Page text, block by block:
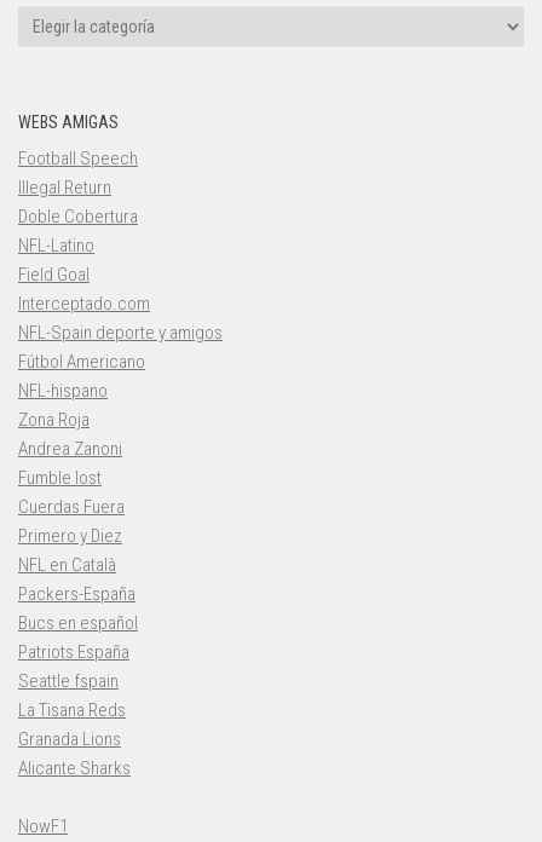
Categorías
WEBS AMIGAS
Football Speech
Illegal Return
Doble Cobertura
NFL-Latino
Field Goal
Interceptado.com
NFL-Spain deporte y amigos
Fútbol Americano
NFL-hispano
Zona Roja
Andrea Zanoni
Fumble lost
Cuerdas Fuera
Primero y Diez
NFL en Català
Packers-España
Bucs en español
Patriots España
Seattle fspain
La Tisana Reds
Granada Lions
Alicante Sharks
NowF1